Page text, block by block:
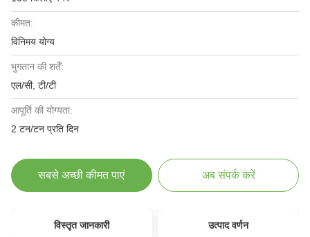
कीमत:
विनिमय योग्य
भुगतान की शर्तें:
एल/सी, टी/टी
आपूर्ति की योग्यता:
2 टन/टन प्रति दिन
सबसे अच्छी कीमत पाएं अब संपर्क करें
विस्तृत जानकारी उत्पाद वर्णन